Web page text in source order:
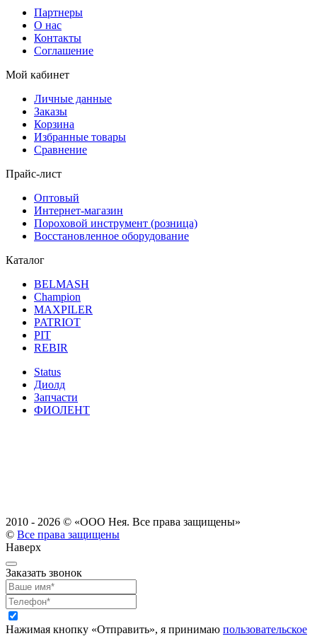
Партнеры
О нас
Контакты
Соглашение
Мой кабинет
Личные данные
Заказы
Корзина
Избранные товары
Сравнение
Прайс-лист
Оптовый
Интернет-магазин
Пороховой инструмент (розница)
Восстановленное оборудование
Каталог
BELMASH
Champion
MAXPILER
PATRIOT
PIT
REBIR
Status
Диолд
Запчасти
ФИОЛЕНТ
2010 - 2026 © «ООО Нея. Все права защищены»
© Все права защищены
Наверх
Заказать звонок
Нажимая кнопку «Отправить», я принимаю пользовательское